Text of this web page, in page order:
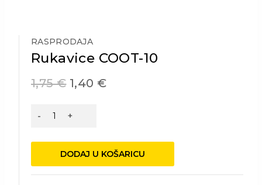
RASPRODAJA
Rukavice COOT-10
1,75€ 1,40 €
Rukavice
količina
DODAJ U KOŠARICU